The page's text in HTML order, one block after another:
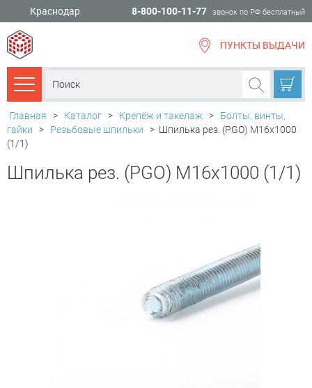
Краснодар 8-800-100-11-77 звонок по РФ бесплатный
ПУНКТЫ ВЫДАЧИ
Каталог товаров
Главная > Каталог > Крепёж и такелаж >
Болты, винты,
гайки
> Резьбовые шпильки > Шпилька рез. (PGO) М16х1000
(1/1)
Шпилька рез. (PGO) М16х1000 (1/1)